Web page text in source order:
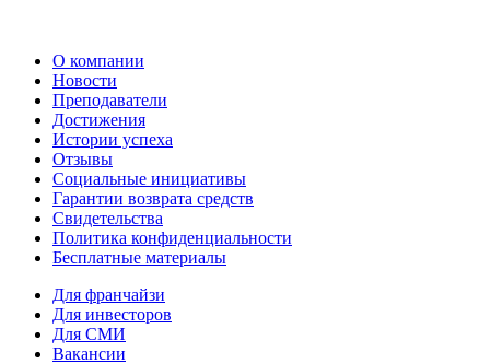
О компании
Новости
Преподаватели
Достижения
Истории успеха
Отзывы
Социальные инициативы
Гарантии возврата средств
Свидетельства
Политика конфиденциальности
Бесплатные материалы
Для франчайзи
Для инвесторов
Для СМИ
Вакансии